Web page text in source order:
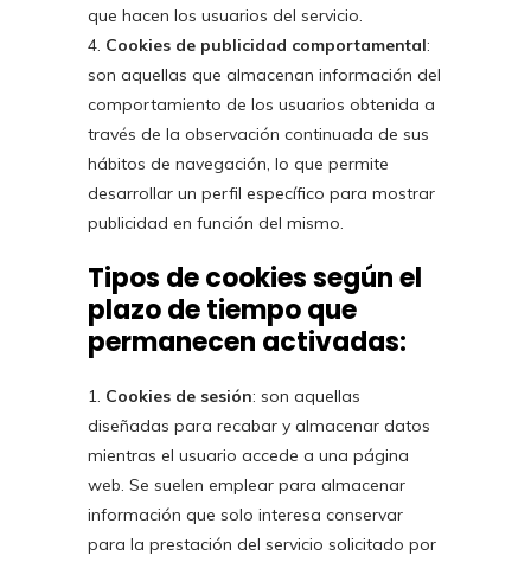
que hacen los usuarios del servicio.
Cookies de publicidad comportamental:
son aquellas que almacenan información del
comportamiento de los usuarios obtenida a
través de la observación continuada de sus
hábitos de navegación, lo que permite
desarrollar un perfil específico para mostrar
publicidad en función del mismo.
Tipos de cookies según el
plazo de tiempo que
permanecen activadas:
Cookies de sesión: son aquellas
diseñadas para recabar y almacenar datos
mientras el usuario accede a una página
web. Se suelen emplear para almacenar
información que solo interesa conservar
para la prestación del servicio solicitado por